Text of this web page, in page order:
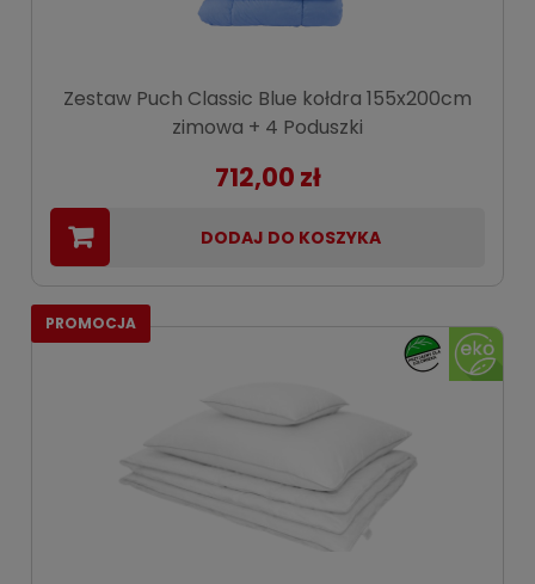
Zestaw Puch Classic Blue kołdra 155x200cm
zimowa + 4 Poduszki
712,00 zł
DODAJ DO KOSZYKA
PROMOCJA